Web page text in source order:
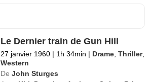
Le Dernier train de Gun Hill
27 janvier 1960 | 1h 34min | Drame,Thriller,
Western
De John Sturges